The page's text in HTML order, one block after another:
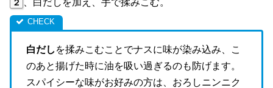
２
白だし を揉みこむことでナスに味が染み込み、こ
のあと揚げた時に油を吸い過ぎるのも防げます。
スパイシーな味がお好みの方は、おろしニンニク